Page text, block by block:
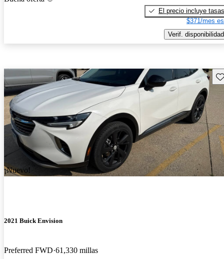
El precio incluye tasas
$371/mes
Verif. disponibilidad
¡Nuevo!
2021 Buick Envision
Preferred FWD 61,330 millas